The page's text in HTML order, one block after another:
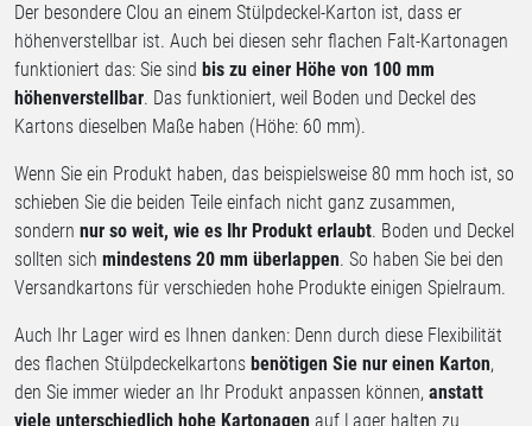
Der besondere Clou an einem Stülpdeckel-Karton ist, dass er
höhenverstellbar ist. Auch bei diesen sehr flachen Falt-Kartonagen
funktioniert das: Sie sind bis zu einer Höhe von 100 mm
höhenverstellbar. Das funktioniert, weil Boden und Deckel des
Kartons dieselben Maße haben (Höhe: 60 mm).
Wenn Sie ein Produkt haben, das beispielsweise 80 mm hoch ist, so
schieben Sie die beiden Teile einfach nicht ganz zusammen,
sondern nur so weit, wie es Ihr Produkt erlaubt. Boden und Deckel
sollten sich mindestens 20 mm überlappen. So haben Sie bei den
Versandkartons für verschieden hohe Produkte einigen Spielraum.
Auch Ihr Lager wird es Ihnen danken: Denn durch diese Flexibilität
des flachen Stülpdeckelkartons benötigen Sie nur einen Karton,
den Sie immer wieder an Ihr Produkt anpassen können, anstatt
viele unterschiedlich hohe Kartonagen auf Lager halten zu